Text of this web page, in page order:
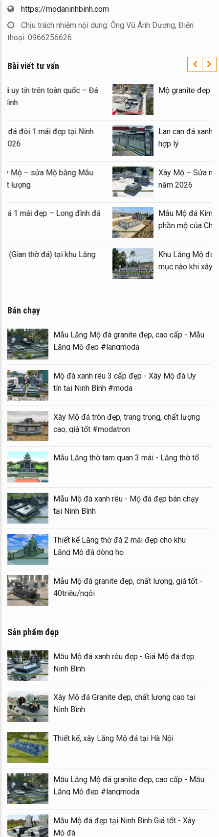
https://modaninhbinh.com
Chịu trách nhiệm nội dung: Ông Vũ Ánh Dương, Điện
thoại: 0966256626
Bài viết tư vấn
Xây Lăng Mộ đá uy tín trên toàn quốc – Đá
Mỹ Nghệ Ninh Bình
Báo giá xây Mộ đá đôi 1 mái đẹp tại Ninh
Bình cuối năm 2026
Kinh nghiệm xây Mộ – sửa Mộ bằng Mẫu
Mộ đá đẹp, chất lượng
Mẫu Lăng thờ đá 1 mái đẹp – Long đình đá
Mẫu Lầu thờ đá (Gian thờ đá) tại khu Lăng
Bán chạy
Mẫu Lăng Mộ đá granite đẹp, cao cấp - Mẫu
Lăng Mộ đẹp #langmoda
Mộ đá xanh rêu 3 cấp đẹp - Xây Mộ đá Uy
tín tại Ninh Bình #moda
Xây Mộ đá tròn đẹp, trang trọng, chất lượng
cao, giá tốt #modatron
Mẫu Lăng thờ tam quan 3 mái - Lăng thờ tổ
Mẫu Mộ đá xanh rêu - Mộ đá đẹp bán chạy
tại Ninh Bình
Thiết kế Lăng thờ đá 2 mái đẹp cho khu
Lăng Mộ đá dòng họ
Mẫu Mộ đá granite đẹp, chất lượng, giá tốt -
40triệu/ngôi
Sản phẩm đẹp
Mẫu Mộ đá xanh rêu đẹp - Giá Mộ đá đẹp
Ninh Bình
Xây Mộ đá Granite đẹp, chất lượng cao tại
Ninh Bình
Thiết kế, xây Lăng Mộ đá tại Hà Nội
Mẫu Lăng Mộ đá granite đẹp, cao cấp - Mẫu
Lăng Mộ đẹp #langmoda
Mẫu Mộ đá đẹp tại Ninh Bình Giá tốt - Xây
Mộ đá